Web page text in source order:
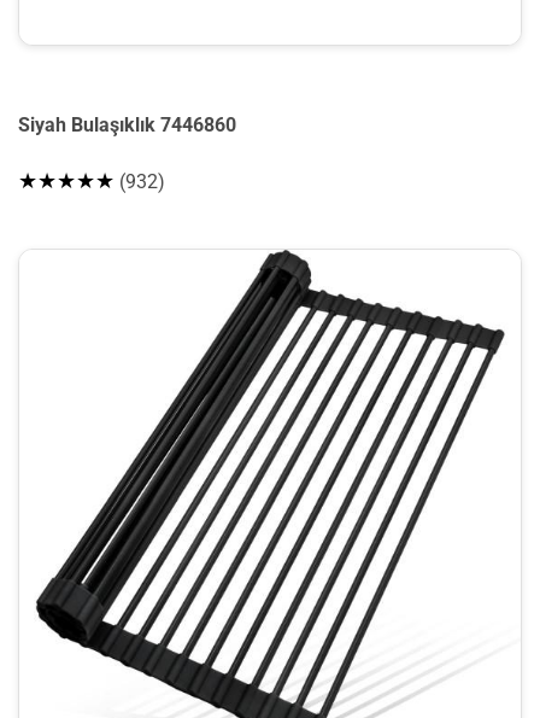
Siyah Bulaşıklık 7446860
★★★★★ (932)